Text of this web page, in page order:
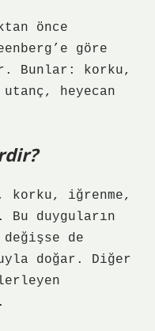
önce
göre
Bunlar: korku,
heyecan
korku, iğrenme,
Bu duyguların
de
doğar. Diğer